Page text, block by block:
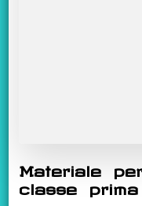
Materiale
classe prima